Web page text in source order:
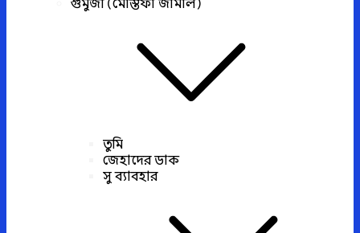
গুমুজী (মোস্তফা জামাল)
তুমি
জেহাদের ডাক
সু ব্যাবহার